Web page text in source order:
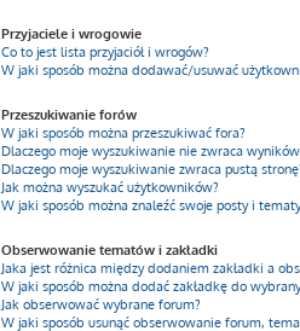
Przyjaciele i wrogowie
Co to jest lista przyjaciół i wrogów?
W jaki sposób można dodawać/usuwać
Przeszukiwanie forów
W jaki sposób można przeszukiwać fora?
Dlaczego moje wyszukiwanie nie zwraca
Dlaczego moje wyszukiwanie zwraca pustą
Jak można wyszukać użytkowników?
W jaki sposób można znaleźć swoje posty i
Obserwowanie tematów i zakładki
Jaka jest różnica między dodaniem zakładki a
W jaki sposób można dodać zakładkę do
Jak obserwować wybrane forum?
W jaki sposób usunąć obserwowanie forum,